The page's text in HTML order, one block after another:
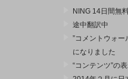
NING 14日間無
途中翻訳中
”コメントウォー
になりました
“コンテンツ”の